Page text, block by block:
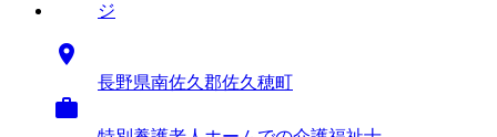

長野県南佐久郡佐久穂町
